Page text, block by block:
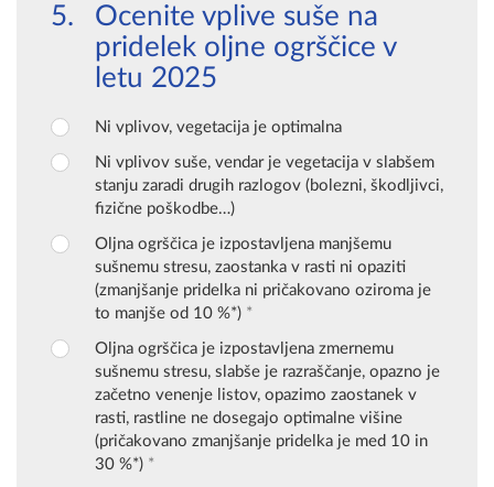
Ocenite vplive suše na
pridelek oljne ogrščice v
letu 2025
Ni vplivov, vegetacija je optimalna
Ni vplivov suše, vendar je vegetacija v slabšem
stanju zaradi drugih razlogov (bolezni, škodljivci,
fizične poškodbe…)
Oljna ogrščica je izpostavljena manjšemu
sušnemu stresu, zaostanka v rasti ni opaziti
(zmanjšanje pridelka ni pričakovano oziroma je
to manjše od 10 %*) *
Oljna ogrščica je izpostavljena zmernemu
sušnemu stresu, slabše je razraščanje, opazno je
začetno venenje listov, opazimo zaostanek v
rasti, rastline ne dosegajo optimalne višine
(pričakovano zmanjšanje pridelka je med 10 in
30 %*) *